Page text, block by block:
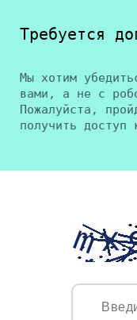
Требуется
Мы хотим
вами, а не с
Пожалуйста,
получить доступ